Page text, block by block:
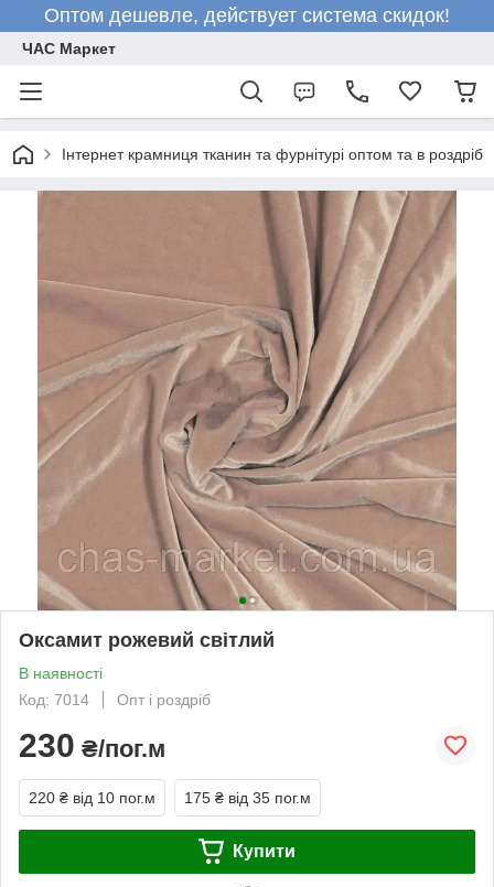
Оптом дешевле, действует система скидок!
ЧАС Маркет
Інтернет крамниця тканин та фурнітурі оптом та в роздріб
Оксамит рожевий світлий
В наявності
Код: 7014
Опт і роздріб
230 ₴/пог.м
220 ₴ від 10 пог.м 175 ₴ від 35 пог.м
Купити